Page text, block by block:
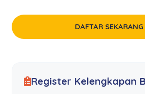
DAFTAR SEKARANG
Register Kelengkapan